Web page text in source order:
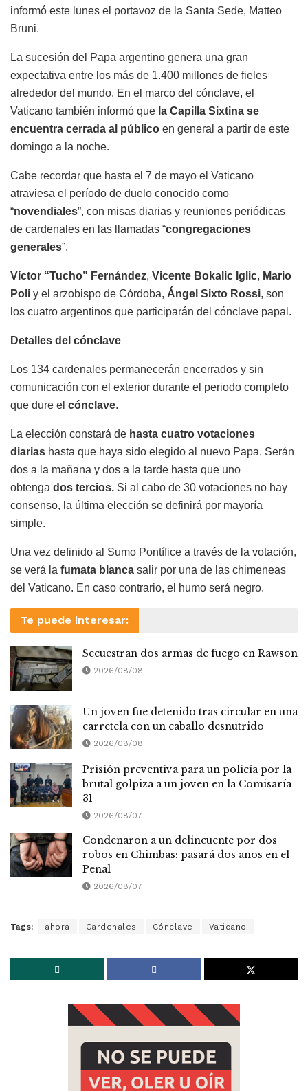
informó este lunes el portavoz de la Santa Sede, Matteo
Bruni.
La sucesión del Papa argentino genera una gran
expectativa entre los más de 1.400 millones de fieles
alrededor del mundo. En el marco del cónclave, el
Vaticano también informó que la Capilla Sixtina se
encuentra cerrada al público en general a partir de este
domingo a la noche.
Cabe recordar que hasta el 7 de mayo el Vaticano
atraviesa el período de duelo conocido como
“novendiales”, con misas diarias y reuniones periódicas
de cardenales en las llamadas “congregaciones
generales”.
Víctor “Tucho” Fernández, Vicente Bokalic Iglic, Mario
Poli y el arzobispo de Córdoba, Ángel Sixto Rossi, son
los cuatro argentinos que participarán del cónclave papal.
Detalles del cónclave
Los 134 cardenales permanecerán encerrados y sin
comunicación con el exterior durante el periodo completo
que dure el cónclave.
La elección constará de hasta cuatro votaciones
diarias hasta que haya sido elegido al nuevo Papa. Serán
dos a la mañana y dos a la tarde hasta que uno
obtenga dos tercios. Si al cabo de 30 votaciones no hay
consenso, la última elección se definirá por mayoría
simple.
Una vez definido al Sumo Pontífice a través de la votación,
se verá la fumata blanca salir por una de las chimeneas
del Vaticano. En caso contrario, el humo será negro.
Te puede interesar:
Secuestran dos armas de fuego en Rawson
2026/08/08
Un joven fue detenido tras circular en una
carretela con un caballo desnutrido
2026/08/08
Prisión preventiva para un policía por la
brutal golpiza a un joven en la Comisaría
31
2026/08/07
Condenaron a un delincuente por dos
robos en Chimbas: pasará dos años en el
Penal
2026/08/07
Tags: ahora Cardenales Cónclave Vaticano